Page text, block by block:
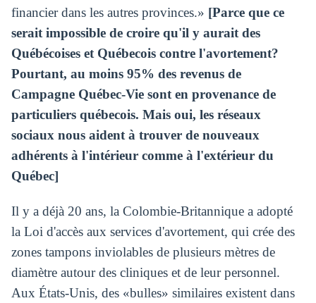
financier dans les autres provinces.» [Parce que ce
serait impossible de croire qu'il y aurait des
Québécoises et Québecois contre l'avortement?
Pourtant, au moins 95% des revenus de
Campagne Québec-Vie sont en provenance de
particuliers québecois. Mais oui, les réseaux
sociaux nous aident à trouver de nouveaux
adhérents à l'intérieur comme à l'extérieur du
Québec]
Il y a déjà 20 ans, la Colombie-Britannique a adopté
la Loi d'accès aux services d'avortement, qui crée des
zones tampons inviolables de plusieurs mètres de
diamètre autour des cliniques et de leur personnel.
Aux États-Unis, des «bulles» similaires existent dans